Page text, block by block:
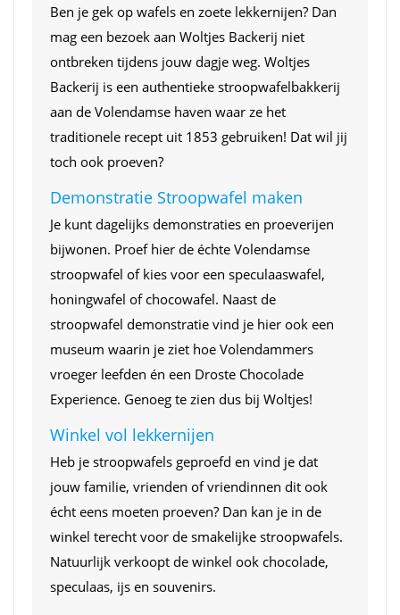
Ben je gek op wafels en zoete lekkernijen? Dan
mag een bezoek aan Woltjes Backerij niet
ontbreken tijdens jouw dagje weg. Woltjes
Backerij is een authentieke stroopwafelbakkerij
aan de Volendamse haven waar ze het
traditionele recept uit 1853 gebruiken! Dat wil jij
toch ook proeven?
Demonstratie Stroopwafel maken
Je kunt dagelijks demonstraties en proeverijen
bijwonen. Proef hier de échte Volendamse
stroopwafel of kies voor een speculaaswafel,
honingwafel of chocowafel. Naast de
stroopwafel demonstratie vind je hier ook een
museum waarin je ziet hoe Volendammers
vroeger leefden én een Droste Chocolade
Experience. Genoeg te zien dus bij Woltjes!
Winkel vol lekkernijen
Heb je stroopwafels geproefd en vind je dat
jouw familie, vrienden of vriendinnen dit ook
écht eens moeten proeven? Dan kan je in de
winkel terecht voor de smakelijke stroopwafels.
Natuurlijk verkoopt de winkel ook chocolade,
speculaas, ijs en souvenirs.